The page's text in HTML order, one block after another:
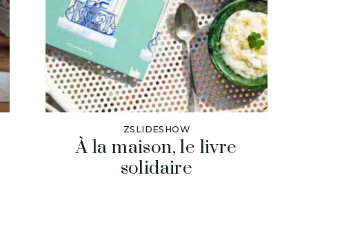
ZSLIDESHOW
À la maison, le livre
solidaire